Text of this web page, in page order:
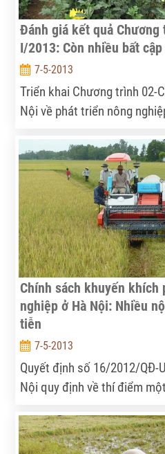
Đánh giá kết quả
I/2013: Còn nhiều bất cập
7-5-2013
Triển khai Chương trình 02-
Nội về phát triển nông
chủ động tổ chức xây dựng,
xác định nội dung trọng tâm
nhiều kết quả đáng khích lệ.
thực hiện nảy sinh một số
chế chính sách đến nhận
bộ, người dân...
Chính sách khuyến khích
nghiệp ở Hà Nội: Nhiều
tiễn
7-5-2013
Quyết định số 16/2012/QĐ-
Nội quy định về thí điểm
tầng nông thôn thành phố
chính thức triển khai từ